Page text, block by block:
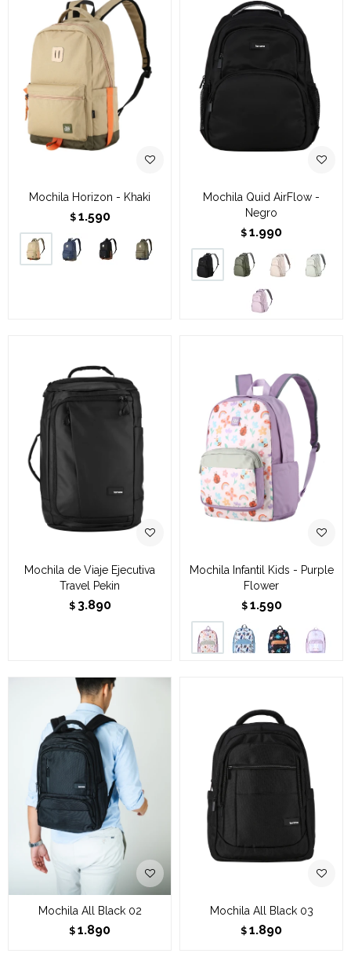
Mochila Horizon - Khaki
$ 1.590
Mochila Quid AirFlow -
Negro
$ 1.990
Mochila de Viaje Ejecutiva
Travel Pekin
$ 3.890
Mochila Infantil Kids - Purple
Flower
$ 1.590
Mochila All Black 02
$ 1.890
Mochila All Black 03
$ 1.890